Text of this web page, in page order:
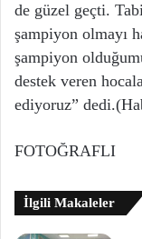
de güzel geçti.
şampiyon olmayı
şampiyon
destek veren
ediyoruz”
FOTOĞRAFLI
İlgili Makaleler